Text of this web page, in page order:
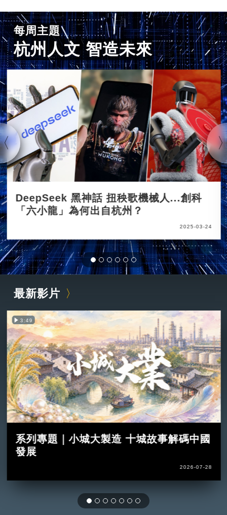
每周主題
杭州人文 智造未來
DeepSeek 黑神話 扭秧歌機械人...創科
「六小龍」為何出自杭州？
2025-03-24
最新影片
3:49
系列專題｜小城大製造 十城故事解碼中國
發展
2026-07-28